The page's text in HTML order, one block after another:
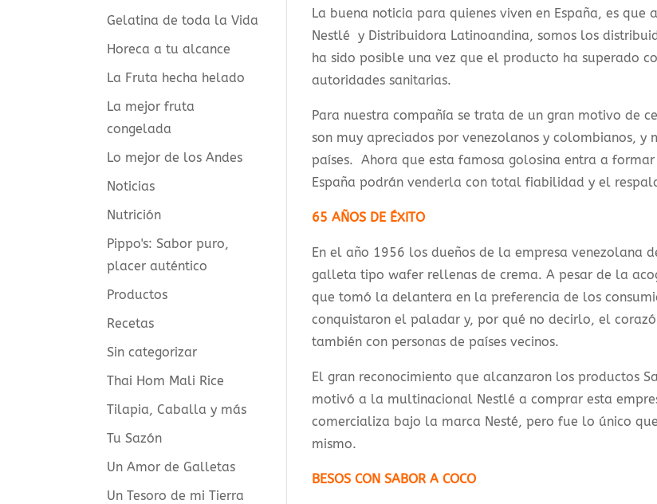
La buena noticia para quienes viven en España, es
Nestlé y Distribuidora Latinoandina, somos los
ha sido posible una vez que el producto ha superado
autoridades sanitarias.
Para nuestra compañía se trata de un gran motivo de
son muy apreciados por venezolanos y colombianos,
países. Ahora que esta famosa golosina entra a
España podrán venderla con total fiabilidad y el
65 AÑOS DE ÉXITO
En el año 1956 los dueños de la empresa venezolana
galleta tipo wafer rellenas de crema. A pesar de la
que tomó la delantera en la preferencia de los
conquistaron el paladar y, por qué no decirlo, el
también con personas de países vecinos.
El gran reconocimiento que alcanzaron los productos
motivó a la multinacional Nestlé a comprar esta
comercializa bajo la marca Nesté, pero fue lo único
mismo.
BESOS CON SABOR A COCO
Gelatina de toda la Vida
Horeca a tu alcance
La Fruta hecha helado
La mejor fruta
congelada
Lo mejor de los Andes
Noticias
Nutrición
Pippo's: Sabor puro,
placer auténtico
Productos
Recetas
Sin categorizar
Thai Hom Mali Rice
Tilapia, Caballa y más
Tu Sazón
Un Amor de Galletas
Un Tesoro de mi Tierra